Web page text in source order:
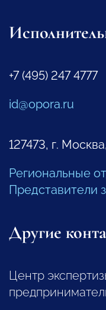
+7 (495) 247 4777
id@opora.ru
127473, г.
Региональные
Представители
Другие
Центр